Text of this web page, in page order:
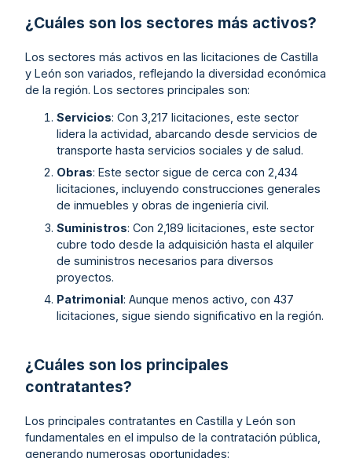
¿Cuáles son los sectores más activos?
Los sectores más activos en las licitaciones de Castilla
y León son variados, reflejando la diversidad económica
de la región. Los sectores principales son:
Servicios: Con 3,217 licitaciones, este sector
lidera la actividad, abarcando desde servicios de
transporte hasta servicios sociales y de salud.
Obras: Este sector sigue de cerca con 2,434
licitaciones, incluyendo construcciones generales
de inmuebles y obras de ingeniería civil.
Suministros: Con 2,189 licitaciones, este sector
cubre todo desde la adquisición hasta el alquiler
de suministros necesarios para diversos
proyectos.
Patrimonial: Aunque menos activo, con 437
licitaciones, sigue siendo significativo en la región.
¿Cuáles son los principales
contratantes?
Los principales contratantes en Castilla y León son
fundamentales en el impulso de la contratación pública,
generando numerosas oportunidades: